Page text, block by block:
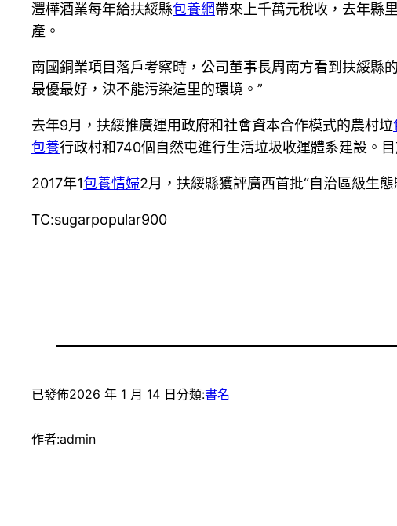
灃樺酒業每年給扶綏縣包養網帶來上千萬元稅收，去年縣
產。
南國銅業項目落戶考察時，公司董事長周南方看到扶綏縣
最優最好，決不能污染這里的環境。”
去年9月，扶綏推廣運用政府和社會資本合作模式的農村垃
包養行政村和740個自然屯進行生活垃圾收運體系建設。
2017年1包養情婦2月，扶綏縣獲評廣西首批“自治區級生態
TC:sugarpopular900
已發佈2026 年 1 月 14 日 分類:書名
作者:admin